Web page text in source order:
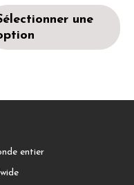
une
entier